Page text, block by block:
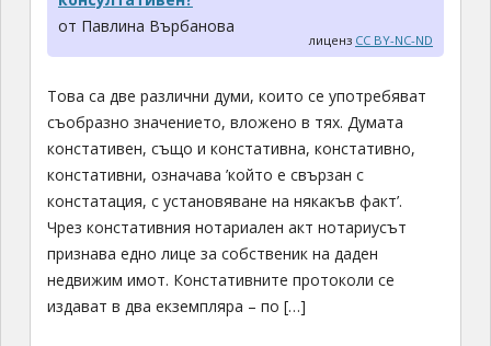
от Павлина Върбанова
лиценз CC BY-NC-ND
Това са две различни думи, които се употребяват
съобразно значението, вложено в тях. Думата
констативен, също и констативна, констативно,
констативни, означава ’който е свързан с
констатация, с установяване на някакъв факт’.
Чрез констативния нотариален акт нотариусът
признава едно лице за собственик на даден
недвижим имот. Констативните протоколи се
издават в два екземпляра – по […]